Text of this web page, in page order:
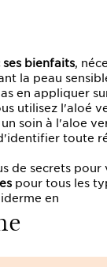
bienfaits,
la peau
en appliquer
utilisez l'aloé
soin à l'aloe
toute
de secrets
pour tous les
en